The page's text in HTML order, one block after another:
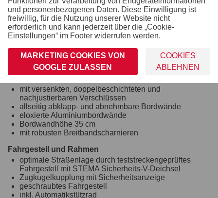
bereits im ALU-Profil integrierte Schiene zum
Einhängen von Planenhaken
Räder und Achsen
robuste Gummifederachse
wartungsfreie Kompaktradlager
Unterlegkeile inkl. Halterung montiert
Stoßdämpfer (100 km/h Vorbereitung)
mit versenkten, doppelbeschichteten und
nachjustierbaren Verschlüssen
allseitig abklapp- und abnehmbare Bordwände
eloxierte Aluminiumbordwände
Bordwandhöhe 35 cm
mit robusten Breitbandscharnieren
Fahrgestell und Rahmen
optimale Straßenlage durch teststreckengeprüftes
Fahrgestell mit STEMA Sicherheits-V-Deichsel
Zugkugelkupplung mit Sicherheitsanzeige
geschraubtes Fahrgestell
inkl. Automatikstützrad
und personenbezogenen Daten. Diese Einwilligung ist
freiwillig, für die Nutzung unserer Website nicht
erforderlich und kann jederzeit über die „Cookie-
Einstellungen“ im Footer widerrufen werden.
MARKETING COOKIES VON
GOOGLE ZULASSEN
COOKIES
ABLEHNEN